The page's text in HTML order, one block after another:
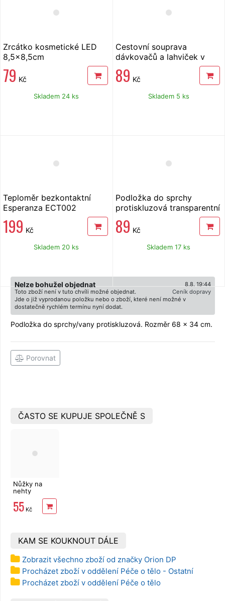
Zrcátko kosmetické LED
8,5x8,5cm
79 Kč
Skladem 24 ks
Cestovní souprava
dávkovačů a lahviček v
89 Kč
Skladem 5 ks
Teploměr bezkontaktní
Esperanza ECT002
199 Kč
Skladem 20 ks
Podložka do sprchy
protiskluzová transparentní
89 Kč
Skladem 17 ks
8.8. 19:44
Nelze bohužel objednat
Ceník dopravy
Toto zboží není v tuto chvíli možné objednat.
Jde o již vyprodanou položku nebo o zboží, které není možné v
dostatečně rychlém termínu nyní dodat.
Podložka do sprchy/vany protiskluzová. Rozměr 68 x 34 cm.
Porovnat
ČASTO SE KUPUJE SPOLEČNĚ S
Nůžky na
nehty
55 Kč
KAM SE KOUKNOUT DÁLE
Zobrazit všechno zboží od značky Orion DP
Procházet zboží v oddělení Péče o tělo - Ostatní
Procházet zboží v oddělení Péče o tělo